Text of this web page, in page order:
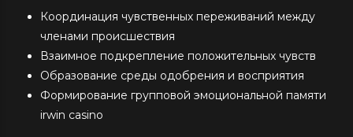
Координация чувственных переживаний между
членами происшествия
Взаимное подкрепление положительных чувств
Образование среды одобрения и восприятия
Формирование групповой эмоциональной памяти
irwin casino